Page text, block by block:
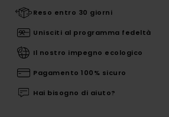
Reso entro 30 giorni
Unisciti al programma fedeltà
Il nostro impegno ecologico
Pagamento 100% sicuro
Hai bisogno di aiuto?